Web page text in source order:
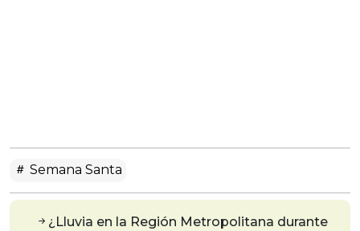
Semana Santa
¿Lluvia en la Región Metropolitana durante